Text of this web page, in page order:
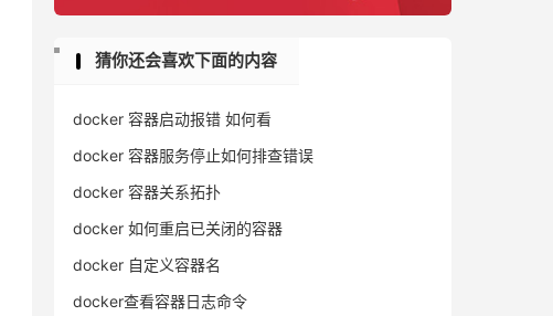
猜你还会喜欢下面的内容
docker 容器启动报错 如何看
docker 容器服务停止如何排查错误
docker 容器关系拓扑
docker 如何重启已关闭的容器
docker 自定义容器名
docker查看容器日志命令